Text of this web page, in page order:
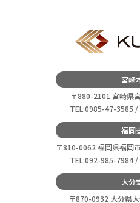
宮崎
〒880-2101 宮崎県
TEL:0985-47-3585 /
福岡
〒810-0062 福岡県福岡
TEL:092-985-7984 /
大分
〒870-0932 大分県